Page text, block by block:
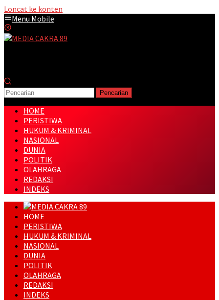
Loncat ke konten
Menu Mobile
Pencarian
HOME
PERISTIWA
HUKUM & KRIMINAL
NASIONAL
DUNIA
POLITIK
OLAHRAGA
REDAKSI
INDEKS
HOME
PERISTIWA
HUKUM & KRIMINAL
NASIONAL
DUNIA
POLITIK
OLAHRAGA
REDAKSI
INDEKS